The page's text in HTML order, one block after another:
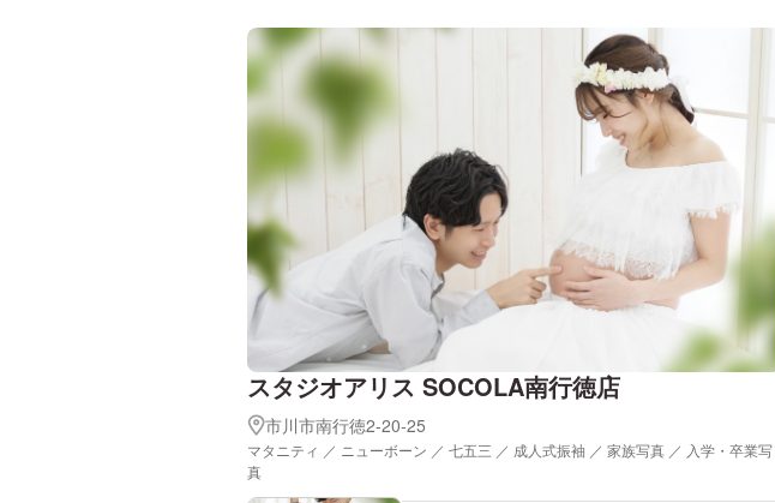
スタジオアリス SOCOLA南行徳店
市川市南行徳2-20-25
マタニティ ／ ニューボーン ／ 七五三 ／ 成人式振袖 ／ 家族写真 ／ 入学・卒業写
真